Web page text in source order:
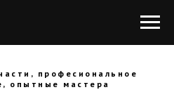
професиональное
опытные мастера